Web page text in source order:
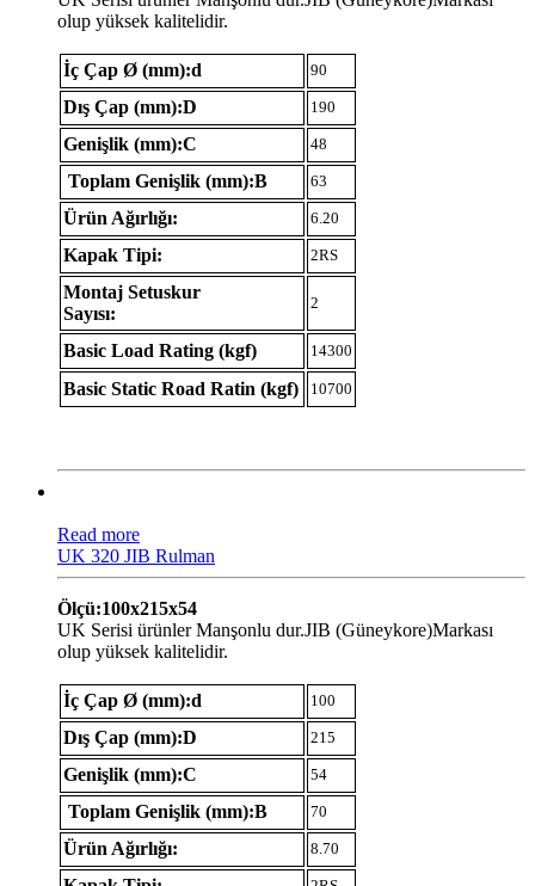
olup yüksek kalitelidir.
İç Çap Ø (mm):d 90
Dış Çap (mm):D 190
Genişlik (mm):C 48
Toplam Genişlik (mm):B 63
Ürün Ağırlığı: 6.20
Kapak Tipi: 2RS
Montaj Setuskur
Sayısı:
2
Basic Load Rating (kgf) 14300
Basic Static Road Ratin (kgf) 10700
Read more
UK 320 JIB Rulman
Ölçü:100x215x54
UK Serisi ürünler Manşonlu dur.JIB (Güneykore)Markası
olup yüksek kalitelidir.
İç Çap Ø (mm):d 100
Dış Çap (mm):D 215
Genişlik (mm):C 54
Toplam Genişlik (mm):B 70
Ürün Ağırlığı: 8.70